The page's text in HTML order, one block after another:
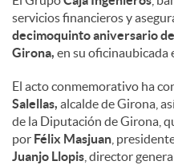
servicios financieros y
decimoquinto aniversario de
Girona, en su oficinaubicada
El acto conmemorativo ha
Salellas, alcalde de Girona,
de la Diputación de Girona,
por Félix Masjuan ,
Juanjo Llopis , director